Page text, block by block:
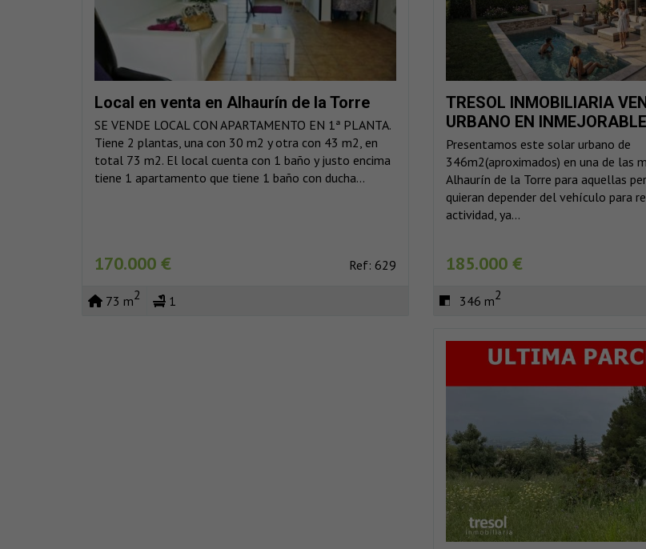
Local en venta en Alhaurín de la Torre
SE VENDE LOCAL CON APARTAMENTO EN 1ª PLANTA.
Tiene 2 plantas, una con 30 m2 y otra con 43 m2, en
total 73 m2. El local cuenta con 1 baño y justo encima
tiene 1 apartamento que tiene 1 baño con ducha...
170.000 € Ref: 629
73 m2 1
TRESOL INMOBILIARIA
URBANO EN
Presentamos este solar urbano de
346m2(aproximados) en una de las
Alhaurín de la Torre para aquellas
quieran depender del vehículo para
actividad, ya...
185.000 €
346 m2